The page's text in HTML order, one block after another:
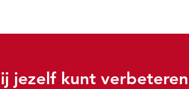
jezelf kunt